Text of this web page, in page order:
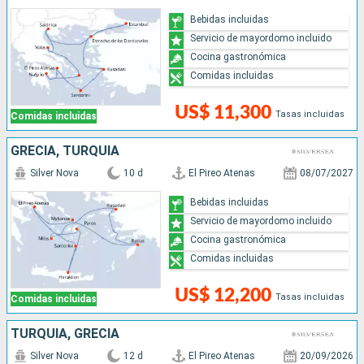
Comidas incluidas US$ 11,300 Tasas incluidas
Bebidas incluidas
Servicio de mayordomo incluido
Cocina gastronómica
Comidas incluidas
GRECIA, TURQUÍA
Comidas incluidas
Silver Nova 10 d El Pireo Atenas 08/07/2027
US$ 12,200 Tasas incluidas
Bebidas incluidas
Servicio de mayordomo incluido
Cocina gastronómica
Comidas incluidas
TURQUÍA, GRECIA
Silver Nova 12 d El Pireo Atenas 20/09/2026